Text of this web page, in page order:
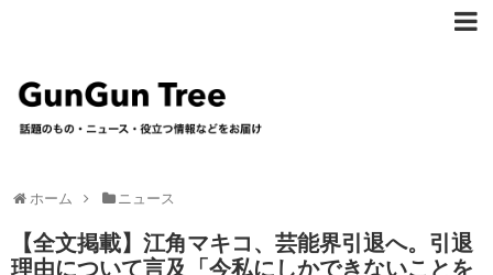
ホーム ニュース
【全文掲載】江角マキコ、芸能界引退へ。引退
理由について言及「今私にしかできないことを